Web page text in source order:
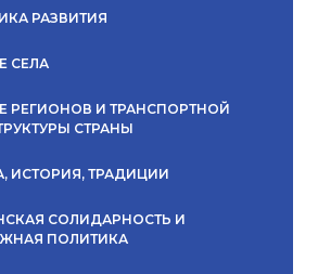
РАЗВИТИЯ
СЕЛА
РЕГИОНОВ И ТРАНСПОРТНОЙ
СТРАНЫ
ИСТОРИЯ, ТРАДИЦИИ
СОЛИДАРНОСТЬ И
ПОЛИТИКА